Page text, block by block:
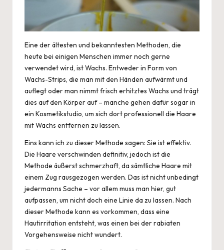
Eine der ältesten und bekanntesten Methoden, die
heute bei einigen Menschen immer noch gerne
verwendet wird, ist Wachs. Entweder in Form von
Wachs-Strips, die man mit den Händen aufwärmt und
auflegt oder man nimmt frisch erhitztes Wachs und trägt
dies auf den Körper auf – manche gehen dafür sogar in
ein Kosmetikstudio, um sich dort professionell die Haare
mit Wachs entfernen zu lassen.
Eins kann ich zu dieser Methode sagen: Sie ist effektiv.
Die Haare verschwinden definitiv, jedoch ist die
Methode äußerst schmerzhaft, da sämtliche Haare mit
einem Zug rausgezogen werden. Das ist nicht unbedingt
jedermanns Sache – vor allem muss man hier, gut
aufpassen, um nicht doch eine Linie da zu lassen. Nach
dieser Methode kann es vorkommen, dass eine
Hautirritation entsteht, was einen bei der rabiaten
Vorgehensweise nicht wundert.